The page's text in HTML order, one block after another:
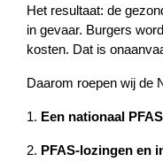
Het resultaat: de
in gevaar. Burgers
kosten. Dat is
Daarom roepen wij de
1. Een nationaal
2. PFAS-lozingen en